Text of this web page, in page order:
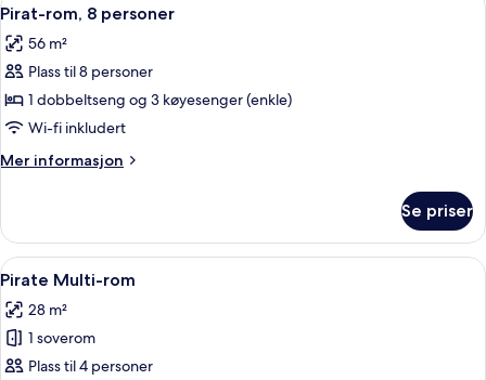
personer
alle
bildene
av
Pirat-
rom,
8
personer
4
Pirat-rom, 8 personer
56 m²
Plass til 8 personer
1 dobbeltseng og 3 køyesenger (enkle)
Wi-fi inkludert
Mer informasjon
Mer
rom,
8
personer
Se priser
Åpne
alle
bildene
av
Pirate
5
Pirate Multi-rom
28 m²
1 soverom
Plass til 4 personer